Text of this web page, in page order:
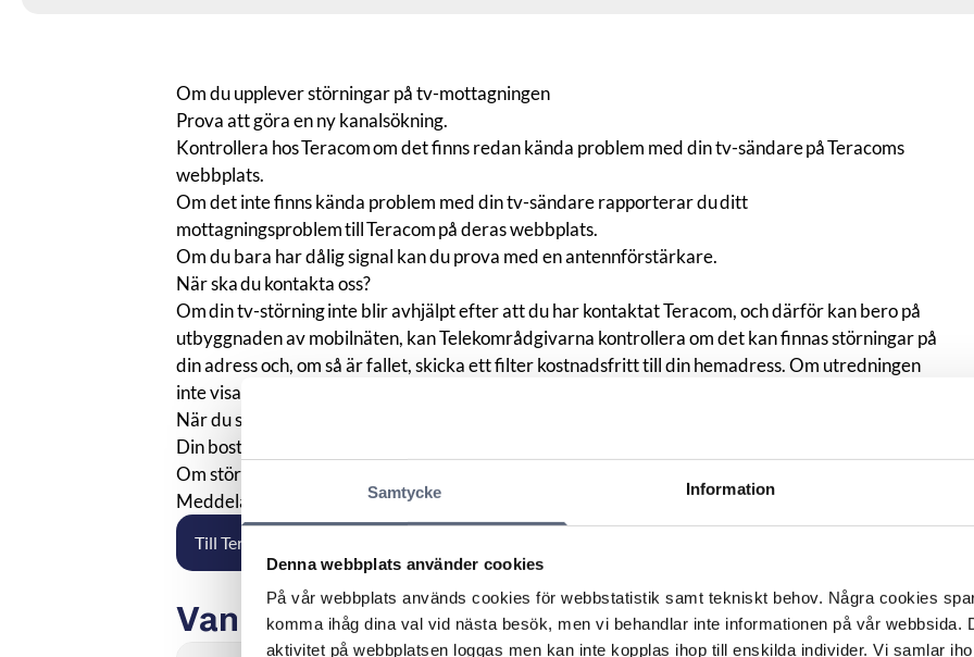
Samtycke Information
Denna webbplats använder cookies
På vår webbplats används cookies för webbstatistik samt tekniskt behov. Några cookies
komma ihåg dina val vid nästa besök, men vi behandlar inte informationen på vår webbsida.
aktivitet på webbplatsen loggas men kan inte kopplas ihop till enskilda individer. Vi samlar
Om du upplever störningar på tv-mottagningen
Prova att göra en ny kanalsökning.
Kontrollera hos Teracom om det finns redan kända problem med din tv-sändare på Teracoms
webbplats.
Om det inte finns kända problem med din tv-sändare rapporterar du ditt
mottagningsproblem till Teracom på deras webbplats.
​​​Om du bara har dålig signal kan du prova med en antennförstärkare.
När ska du kontakta oss?
Om din tv-störning inte blir avhjälpt efter att du har kontaktat Teracom, och därför kan bero på
utbyggnaden av mobilnäten, kan Telekområdgivarna kontrollera om det kan finnas störningar på
din adress och, om så är fallet, skicka ett filter kostnadsfritt till din hemadress. Om utredningen
inte visar att störningen beror på mobilmaster kontaktar vi dig med andra förslag på lösningar.
När du skickar in en
Din bostadsadress (gatuadress, postnummer och ort)
Om störningar är i din permanenta bostad eller ett fritidsboende
Meddela om möjligt vad Teracom har gett dig för svar
Till Teracoms webbplats.
Vanliga frågor och svar